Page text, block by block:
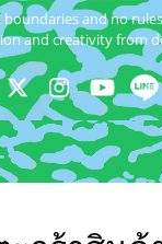
boundaries and no
and creativity from